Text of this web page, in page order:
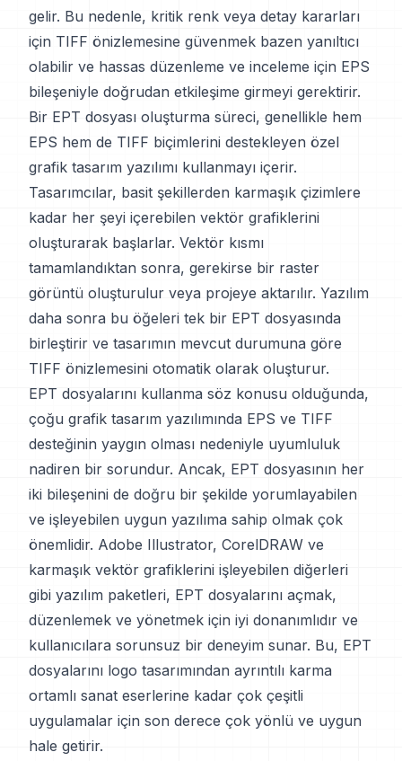
gelir. Bu nedenle, kritik renk veya detay kararları
için TIFF önizlemesine güvenmek bazen yanıltıcı
olabilir ve hassas düzenleme ve inceleme için EPS
bileşeniyle doğrudan etkileşime girmeyi gerektirir.
Bir EPT dosyası oluşturma süreci, genellikle hem
EPS hem de TIFF biçimlerini destekleyen özel
grafik tasarım yazılımı kullanmayı içerir.
Tasarımcılar, basit şekillerden karmaşık çizimlere
kadar her şeyi içerebilen vektör grafiklerini
oluşturarak başlarlar. Vektör kısmı
tamamlandıktan sonra, gerekirse bir raster
görüntü oluşturulur veya projeye aktarılır. Yazılım
daha sonra bu öğeleri tek bir EPT dosyasında
birleştirir ve tasarımın mevcut durumuna göre
TIFF önizlemesini otomatik olarak oluşturur.
EPT dosyalarını kullanma söz konusu olduğunda,
çoğu grafik tasarım yazılımında EPS ve TIFF
desteğinin yaygın olması nedeniyle uyumluluk
nadiren bir sorundur. Ancak, EPT dosyasının her
iki bileşenini de doğru bir şekilde yorumlayabilen
ve işleyebilen uygun yazılıma sahip olmak çok
önemlidir. Adobe Illustrator, CorelDRAW ve
karmaşık vektör grafiklerini işleyebilen diğerleri
gibi yazılım paketleri, EPT dosyalarını açmak,
düzenlemek ve yönetmek için iyi donanımlıdır ve
kullanıcılara sorunsuz bir deneyim sunar. Bu, EPT
dosyalarını logo tasarımından ayrıntılı karma
ortamlı sanat eserlerine kadar çok çeşitli
uygulamalar için son derece çok yönlü ve uygun
hale getirir.